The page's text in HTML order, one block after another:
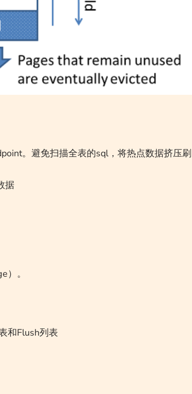
。避免扫描全表的sql，将热点数据挤压刷
据
。
和Flush列表